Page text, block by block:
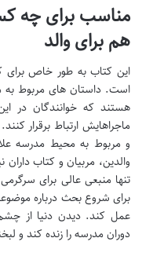
مناسب برای چه
هم برای والد
است. داستان های مربوط به
هستند که خوانندگان در
ماجراهایش ارتباط برقرار
و مربوط به محیط مدرسه
والدین، مربیان و کتاب داران
تنها منبعی عالی برای
برای شروع بحث درباره
عمل کند. دیدن دنیا از چشم
دوران مدرسه را زنده کند و